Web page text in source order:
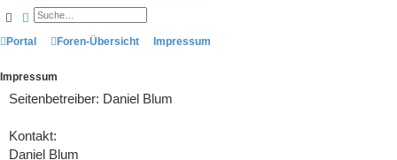
SucheErweiterte Suche
Portal Foren-Übersicht Impressum
Impressum
Seitenbetreiber: Daniel Blum
Kontakt:
Daniel Blum